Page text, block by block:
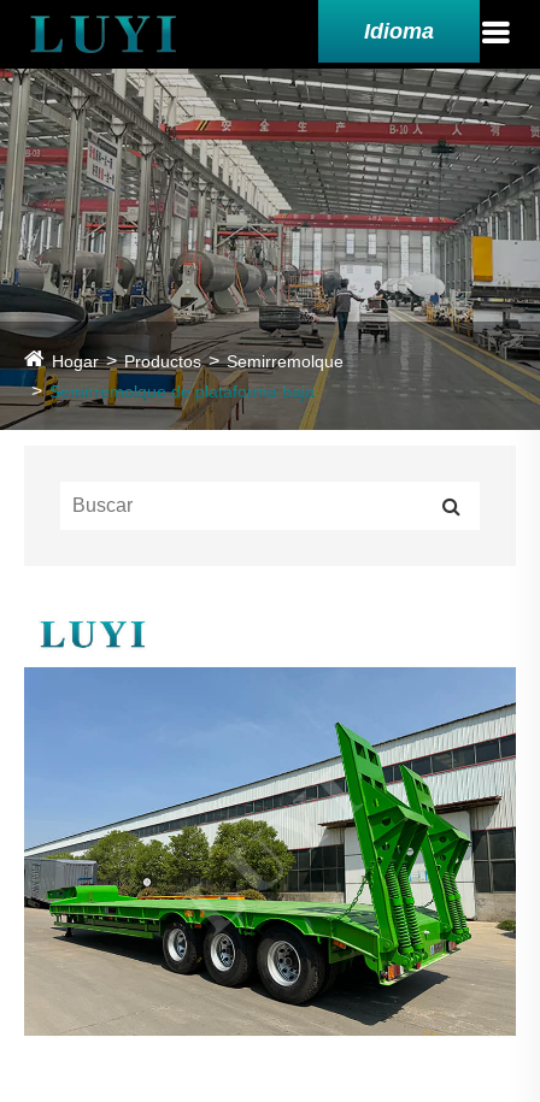
Idioma
Hogar Productos
Semirremolque
Semirremolque de plataforma baja